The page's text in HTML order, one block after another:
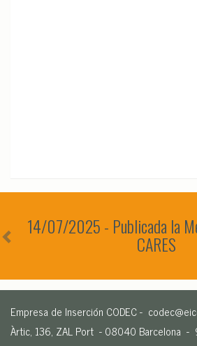
14/07/2025 - Publicada la
CARES
Empresa de Inserción CODEC -
Àrtic, 136, ZAL Port - 08040 Barcelona